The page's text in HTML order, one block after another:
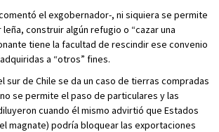
el exgobernador-, ni siquiera se permite
construir algún refugio o “cazar una
tiene la facultad de rescindir ese convenio
a “otros” fines.
sur de Chile se da un caso de tierras compradas
se permite el paso de particulares y las
cuando él mismo advirtió que Estados
magnate) podría bloquear las exportaciones